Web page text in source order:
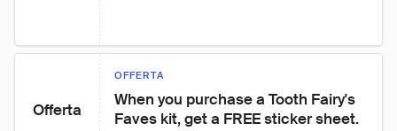
Offerta
OFFERTA
When you purchase a Tooth Fairy's
Faves kit, get a FREE sticker sheet.